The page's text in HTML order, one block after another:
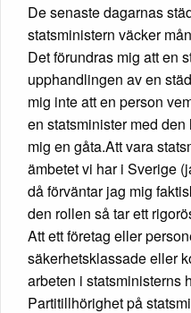
De senaste dagarnas
statsministern väcker
Det förundras mig att en
upphandlingen av en
mig inte att en person
en statsminister med
mig en gåta.Att vara
ämbetet vi har i Sverige
då förväntar jag mig
den rollen så tar ett
Att ett företag eller
säkerhetsklassade eller
arbeten i statsministerns
Partitillhörighet på